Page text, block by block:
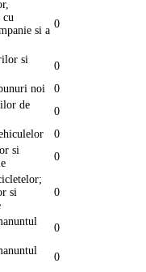
cu
si a
0
si
0
noi
0
de
0
0
si
0
si
0
0
0